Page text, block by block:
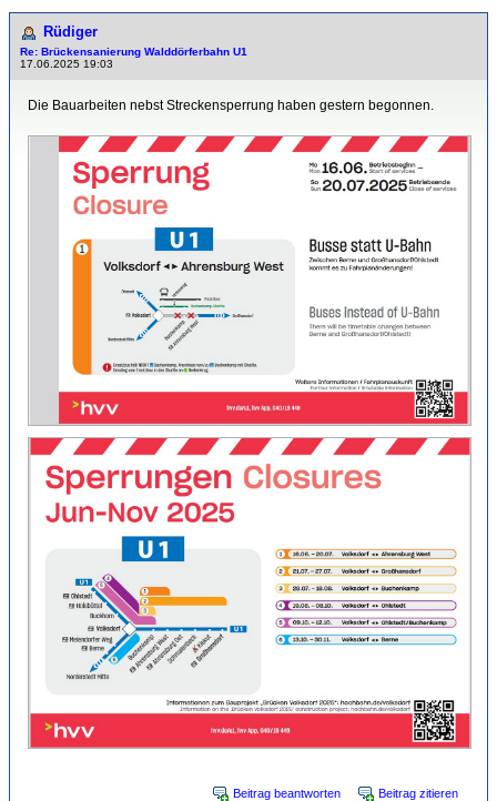
Rüdiger
Re: Brückensanierung Walddörferbahn U1
17.06.2025 19:03
Die Bauarbeiten nebst Streckensperrung haben gestern begonnen.
Beitrag beantworten Beitrag zitieren